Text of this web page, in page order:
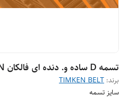
تسمه D ساده و. دنده ای فالکان TIMKEN
برند: TIMKEN BELT
سایز تسمه